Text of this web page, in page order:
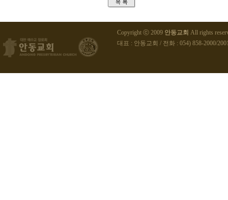
Copyright ⓒ 2009 안동교회 All rights
대표 : 안동교회 / 전화 : 054) 858-2000/